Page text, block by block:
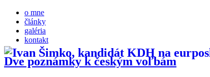
o mne
články
galéria
kontakt
Dve poznámky k českým voľbám